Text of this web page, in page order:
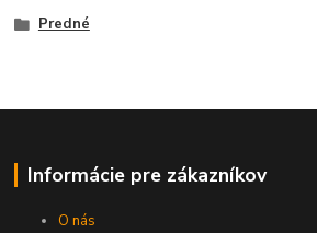
Predné
Informácie pre zákazníkov
O nás